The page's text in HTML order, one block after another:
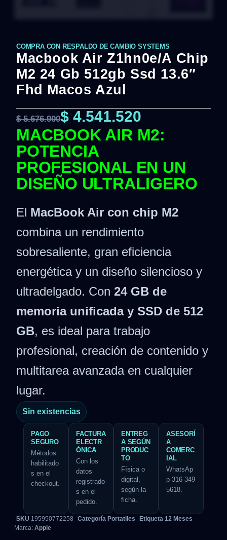
COMPRA CON RESPALDO DE CAMBIO SYSTEMS
Macbook Air Z1hn0e/A Chip
M2 24 Gb 512gb Ssd 13.6″
Fhd Macos Azul
$5.676.900$ 4.541.520
MACBOOK AIR M2:
POTENCIA
PROFESIONAL EN UN
DISEÑO ULTRALIGERO
El MacBook Air con chip M2
combina un rendimiento
sobresaliente, gran eficiencia
energética y un diseño silencioso y
ultradelgado. Con 24 GB de
memoria unificada y SSD de 512
GB, es ideal para trabajo
profesional, creación de contenido y
multitarea avanzada en cualquier
lugar.
Sin existencias
PAGO
SEGURO
Métodos
habilitado
s en el
checkout.
FACTURA
ELECTR
ÓNICA
Con los
datos
registrado
s en el
pedido.
ENTREG
A SEGÚN
PRODUC
TO
Física o
digital,
según la
ficha.
ASESORÍ
A
COMERC
IAL
WhatsAp
p 316 349
5618.
SKU 195950772258 Categoría Portatiles Etiqueta 12 Meses
Marca: Apple